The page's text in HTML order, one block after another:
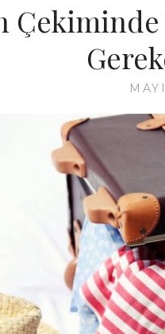
Çekiminde